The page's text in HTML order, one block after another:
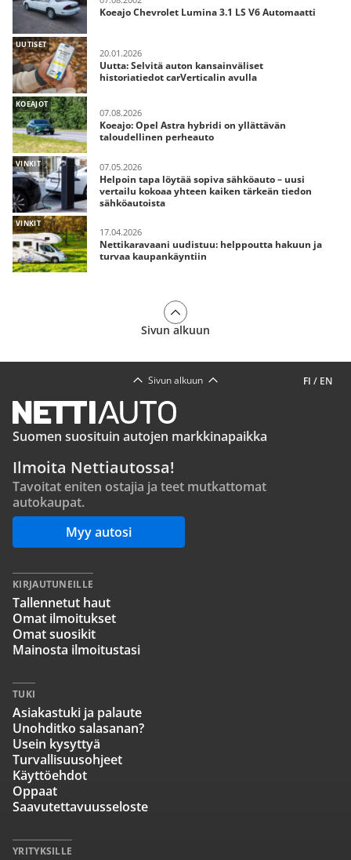
Koeajo Chevrolet Lumina 3.1 LS V6 Automaatti
UUTISET
20.01.2026
Uutta: Selvitä auton kansainväliset
historiatiedot carVerticalin avulla
KOEAJOT
07.08.2026
Koeajo: Opel Astra hybridi on yllättävän
taloudellinen perheauto
VINKIT 07.05.2026
Helpoin tapa löytää sopiva sähköauto – uusi
vertailu kokoaa yhteen kaiken tärkeän tiedon
sähköautoista
VINKIT
17.04.2026
Nettikaravaani uudistuu: helppoutta hakuun ja
turvaa kaupankäyntiin
Sivun alkuun
FI / EN
Sivun alkuun
Suomen suosituin autojen markkinapaikka
Ilmoita Nettiautossa!
Tavoitat eniten ostajia ja teet mutkattomat
autokaupat.
Myy autosi
KIRJAUTUNEILLE
Tallennetut haut
Omat ilmoitukset
Omat suosikit
Mainosta ilmoitustasi
TUKI
Asiakastuki ja palaute
Unohditko salasanan?
Usein kysyttyä
Turvallisuusohjeet
Käyttöehdot
Oppaat
Saavutettavuusseloste
YRITYKSILLE